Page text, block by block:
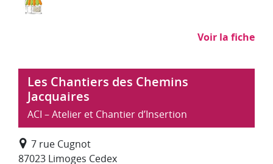
Voir la fiche
Les Chantiers des Chemins
Jacquaires
ACI – Atelier et Chantier d’Insertion
7 rue Cugnot
87023 Limoges Cedex